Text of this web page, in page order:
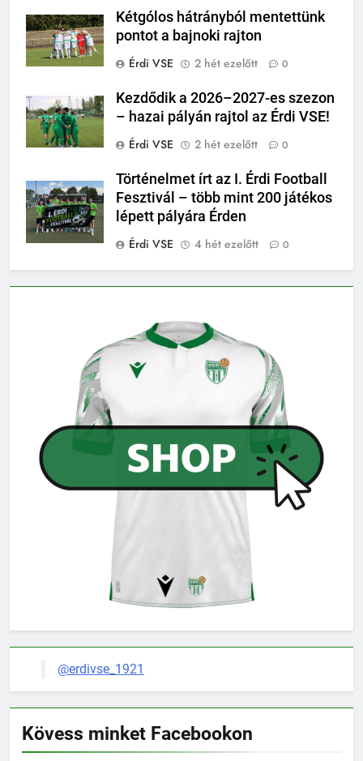
Kétgólos hátrányból mentettünk
pontot a bajnoki rajton
Érdi VSE
2 hét ezelőtt 0
Kezdődik a 2026–2027-es szezon
– hazai pályán rajtol az Érdi VSE!
Érdi VSE
2 hét ezelőtt 0
Történelmet írt az I. Érdi Football
Fesztivál – több mint 200 játékos
lépett pályára Érden
Érdi VSE
4 hét ezelőtt 0
@erdivse_1921
Kövess minket Facebookon